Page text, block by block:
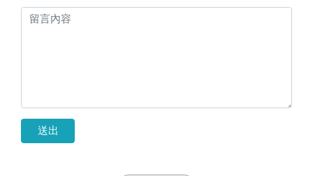
送出